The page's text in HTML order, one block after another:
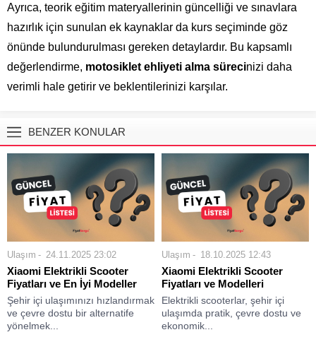
Ayrıca, teorik eğitim materyallerinin güncelliği ve sınavlara
hazırlık için sunulan ek kaynaklar da kurs seçiminde göz
önünde bulundurulması gereken detaylardır. Bu kapsamlı
değerlendirme, motosiklet ehliyeti alma sürecinizi daha
verimli hale getirir ve beklentilerinizi karşılar.
BENZER KONULAR
Ulaşım 24.11.2025 23:02
Xiaomi Elektrikli Scooter
Fiyatları ve En İyi Modeller
Şehir içi ulaşımınızı hızlandırmak
ve çevre dostu bir alternatife
yönelmek...
Ulaşım 18.10.2025 12:43
Xiaomi Elektrikli Scooter
Fiyatları ve Modelleri
Elektrikli scooterlar, şehir içi
ulaşımda pratik, çevre dostu ve
ekonomik...